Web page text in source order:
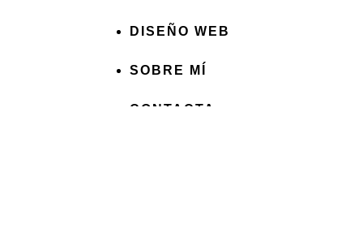
DISEÑO WEB
SOBRE MÍ
CONTACTA